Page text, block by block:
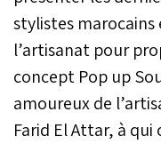
stylistes marocains
l’artisanat pour
concept Pop up
amoureux de
Farid El Attar, à